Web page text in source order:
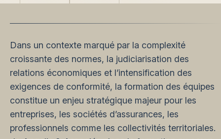
Dans un contexte marqué par la complexité
croissante des normes, la judiciarisation des
relations économiques et l’intensification des
exigences de conformité, la formation des équipes
constitue un enjeu stratégique majeur pour les
entreprises, les sociétés d’assurances, les
professionnels comme les collectivités territoriales.